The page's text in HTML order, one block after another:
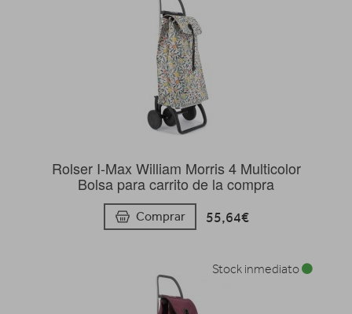
Rolser I-Max William Morris 4 Multicolor
Bolsa para carrito de la compra
Comprar 55,64€
Stock inmediato